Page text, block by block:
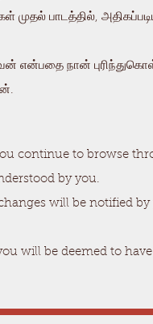
முதல் பாடத்தில்,
என்பதை நான்
continue to browse
by you.
will be notified
will be deemed to